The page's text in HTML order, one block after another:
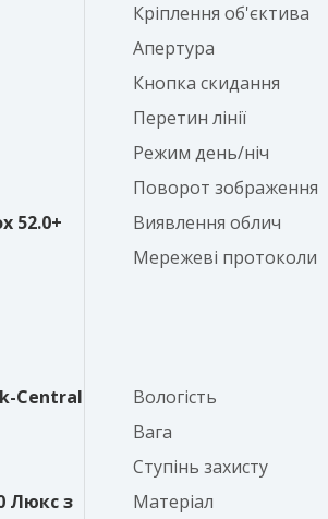
Кріплення об'єктива
Апертура
Кнопка скидання
Перетин лінії
Режим день/ніч
Поворот зображення
52.0+
Виявлення облич
Мережеві протоколи
Central
Вологість
Вага
Ступінь захисту
Люкс з Матеріал